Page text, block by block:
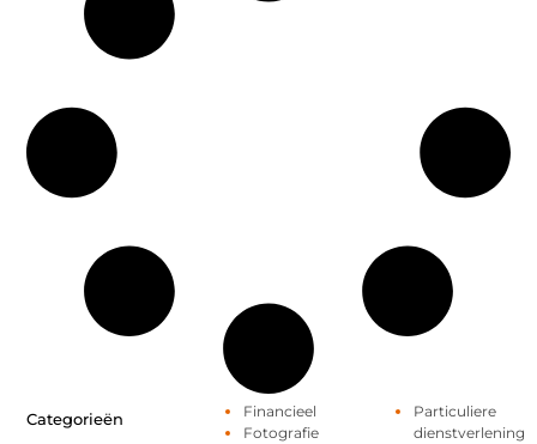
Categorieën
Financieel
Fotografie
Particuliere
dienstverlening